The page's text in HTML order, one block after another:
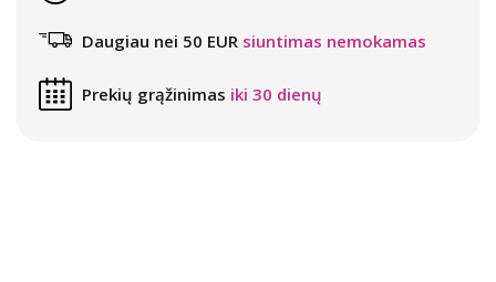
Daugiau nei 50 EUR siuntimas nemokamas
Prekių grąžinimas iki 30 dienų